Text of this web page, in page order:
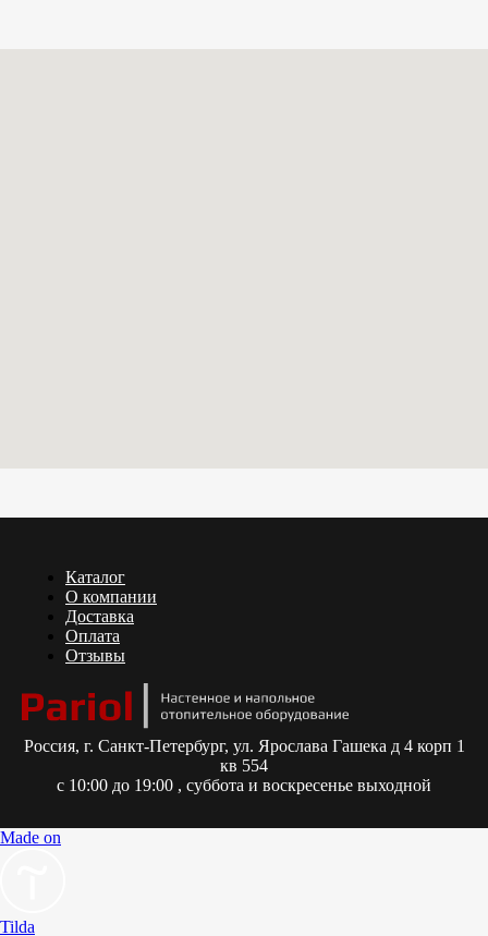
Каталог
О компании
Доставка
Оплата
Отзывы
Россия, г. Санкт-Петербург, ул. Ярослава Гашека д 4 корп 1
кв 554
с 10:00 до 19:00 , суббота и воскресенье выходной
Made on
Tilda